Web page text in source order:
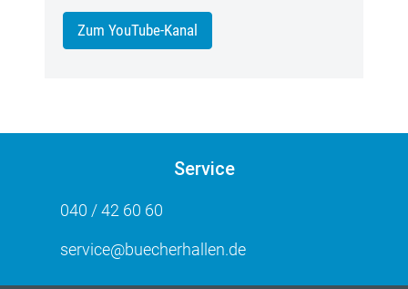
Zum YouTube-Kanal
Service
040 / 42 60 60
service@buecherhallen.de